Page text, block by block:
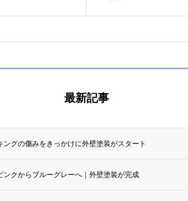
最新記事
ングの傷みをきっかけに外壁塗装がスタート
ンクからブルーグレーへ｜外壁塗装が完成